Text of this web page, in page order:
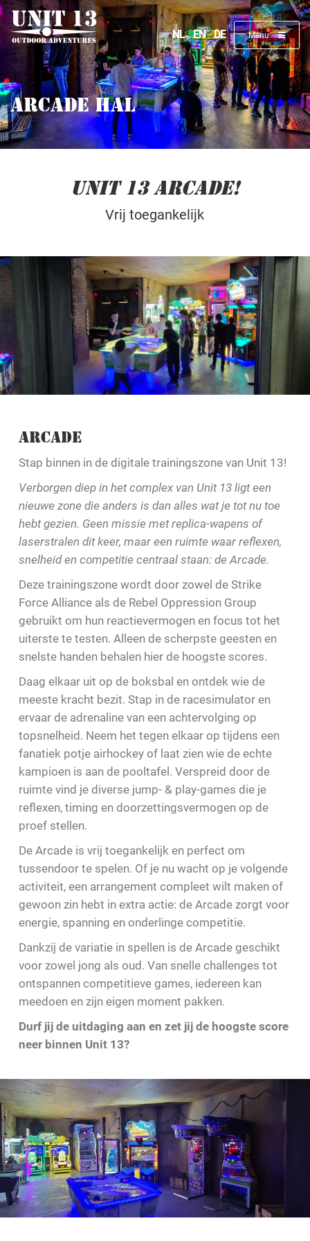
Menu
NL EN DE
COMBI EVENTS
ARCHERY TAG
BOOGSCHIETEN
ARCADE HAL
UNIT 13 ARCADE!
Vrij toegankelijk
ARCADE
Stap binnen in de digitale trainingszone van Unit 13!
Verborgen diep in het complex van Unit 13 ligt een
nieuwe zone die anders is dan alles wat je tot nu toe
hebt gezien. Geen missie met replica-wapens of
laserstralen dit keer, maar een ruimte waar reflexen,
snelheid en competitie centraal staan: de Arcade.
Deze trainingszone wordt door zowel de Strike
Force Alliance als de Rebel Oppression Group
gebruikt om hun reactievermogen en focus tot het
uiterste te testen. Alleen de scherpste geesten en
snelste handen behalen hier de hoogste scores.
Daag elkaar uit op de boksbal en ontdek wie de
meeste kracht bezit. Stap in de racesimulator en
ervaar de adrenaline van een achtervolging op
topsnelheid. Neem het tegen elkaar op tijdens een
fanatiek potje airhockey of laat zien wie de echte
kampioen is aan de pooltafel. Verspreid door de
ruimte vind je diverse jump- & play-games die je
reflexen, timing en doorzettingsvermogen op de
proef stellen.
De Arcade is vrij toegankelijk en perfect om
tussendoor te spelen. Of je nu wacht op je volgende
activiteit, een arrangement compleet wilt maken of
gewoon zin hebt in extra actie: de Arcade zorgt voor
energie, spanning en onderlinge competitie.
Dankzij de variatie in spellen is de Arcade geschikt
voor zowel jong als oud. Van snelle challenges tot
ontspannen competitieve games, iedereen kan
meedoen en zijn eigen moment pakken.
Durf jij de uitdaging aan en zet jij de hoogste score
neer binnen Unit 13?